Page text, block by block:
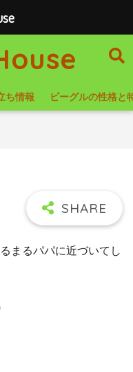
ち情報 ビーグルの性格と
まるパパに近づいてし